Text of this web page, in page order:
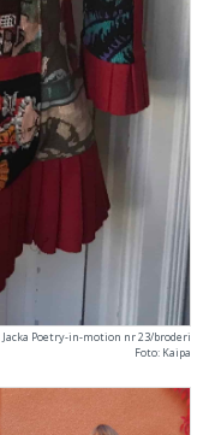
Jacka Poetry-in-motion nr 23/broderi
Foto: Kaipa